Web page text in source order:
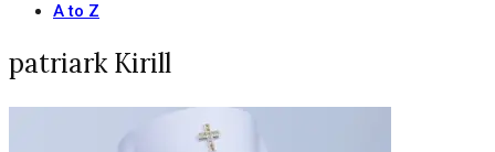
A to Z
patriark Kirill